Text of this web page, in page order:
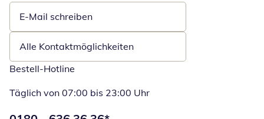
E-Mail schreiben
Öffnet E-Mail-Client
Alle Kontaktmöglichkeiten
Bestell-Hotline
Täglich von 07:00 bis 23:00 Uhr